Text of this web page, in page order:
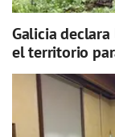
Galicia
el territorio